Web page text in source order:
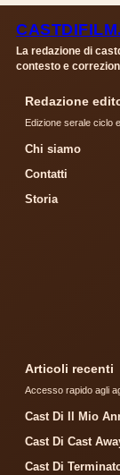
La redazione di
contesto e
Redazione
Edizione serale ciclo
Chi siamo
Contatti
Storia
Articoli recenti
Accesso rapido agli
Cast Di Il Mio
Cast Di Cast
Cast Di